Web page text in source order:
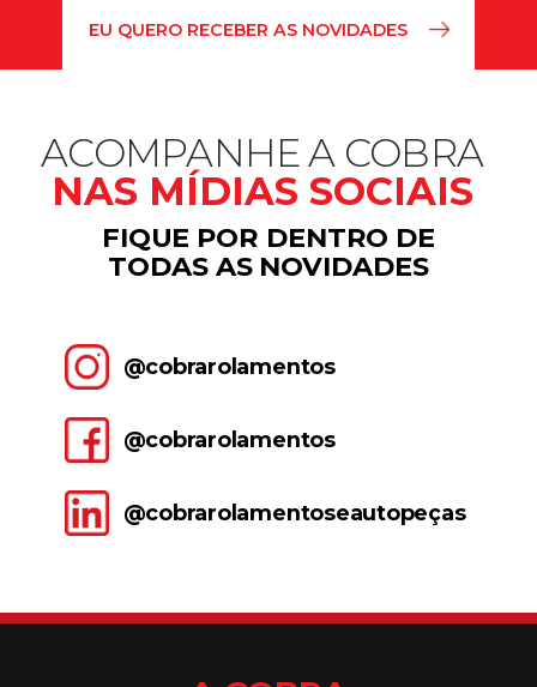
ACOMPANHE A COBRA
NAS MÍDIAS SOCIAIS
FIQUE POR DENTRO DE
TODAS AS NOVIDADES
@cobrarolamentos
@cobrarolamentos
@cobrarolamentoseautopeças